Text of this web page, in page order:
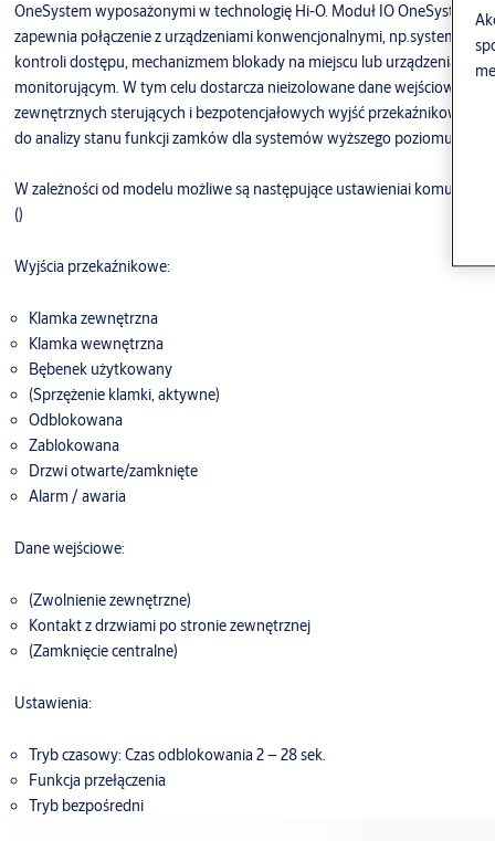
OneSystem wyposażonymi w technologię Hi-O. Moduł IO OneSystem
zapewnia połączenie z urządzeniami konwencjonalnymi, np.systemem
kontroli dostępu, mechanizmem blokady na miejscu lub urządzeniami
monitorującym. W tym celu dostarcza nieizolowane dane wejściowe do
zewnętrznych sterujących i bezpotencjałowych wyjść przekaźnikowych
do analizy stanu funkcji zamków dla systemów wyższego poziomu.
W zależności od modelu możliwe są następujące ustawieniai komunikaty
()
Wyjścia przekaźnikowe:
Klamka zewnętrzna
Klamka wewnętrzna
Bębenek użytkowany
(Sprzężenie klamki, aktywne)
Odblokowana
Zablokowana
Drzwi otwarte/zamknięte
Alarm / awaria
Dane wejściowe:
(Zwolnienie zewnętrzne)
Kontakt z drzwiami po stronie zewnętrznej
(Zamknięcie centralne)
Ustawienia:
Tryb czasowy: Czas odblokowania 2 – 28 sek.
Funkcja przełączenia
Tryb bezpośredni